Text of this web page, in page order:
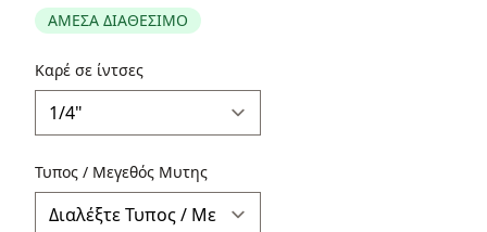
ΑΜΕΣΑ ΔΙΑΘΕΣΙΜΟ
Περιγραφή
Καρέ σε ίντσες
Τυπος / Μεγεθός Μυτης